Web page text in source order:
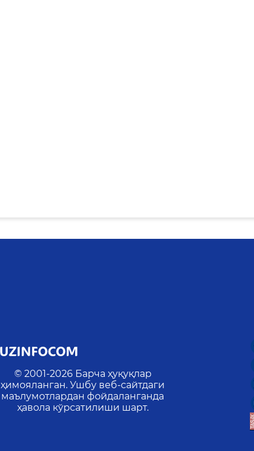
© 2001-2026 Барча ҳуқуқлар
ҳимояланган. Ушбу веб-сайтдаги
маълумотлардан фойдаланганда
ҳавола кўрсатилиши шарт.